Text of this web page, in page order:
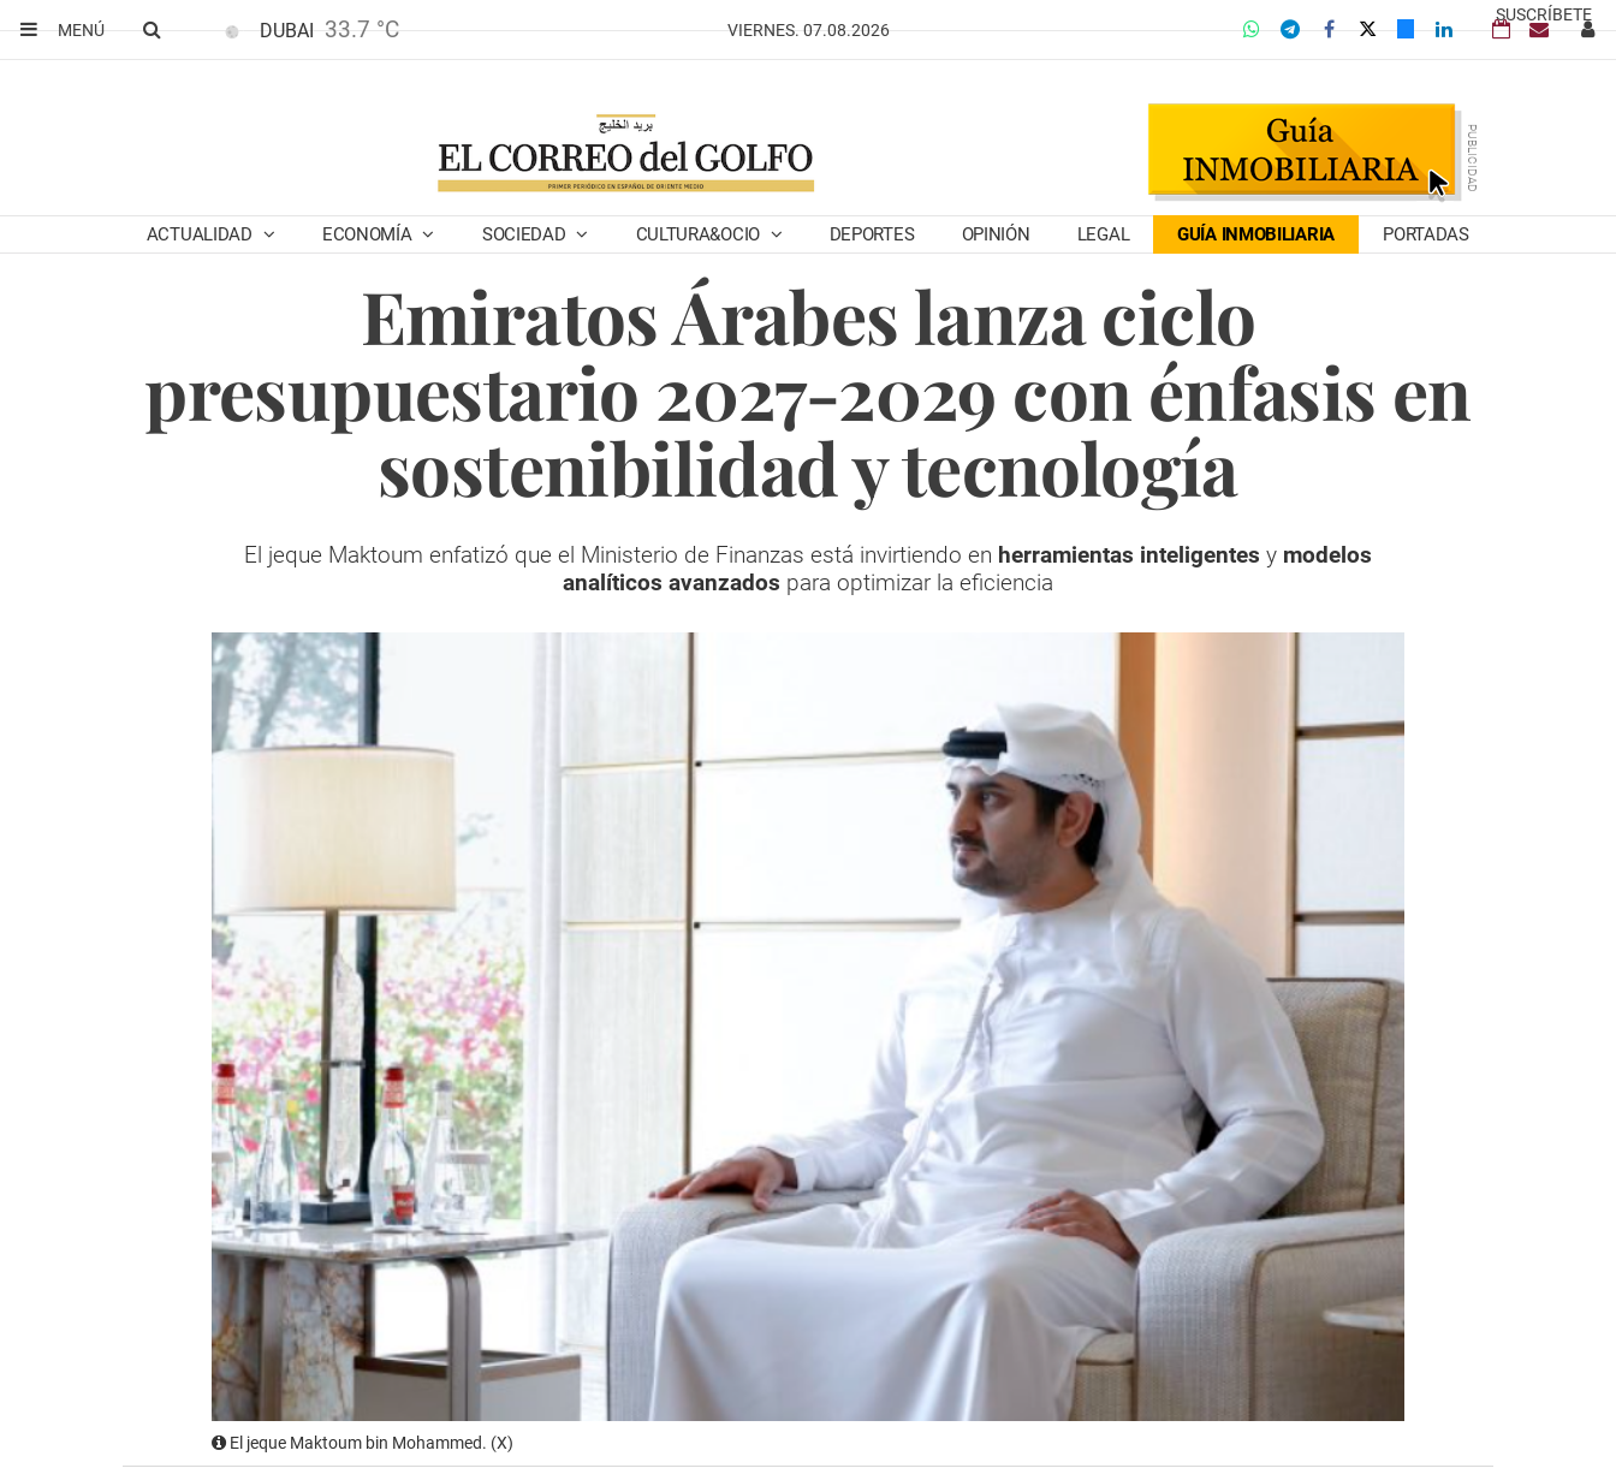
SUSCRÍBETE
MENÚ
DUBAI 33.7 °C VIERNES. 07.08.2026
ACTUALIDAD ECONOMÍA SOCIEDAD CULTURA&OCIO DEPORTES OPINIÓN LEGAL GUÍA INMOBILIARIA PORTADAS
Emiratos Árabes lanza ciclo
presupuestario 2027-2029 con énfasis en
sostenibilidad y tecnología
El jeque Maktoum enfatizó que el Ministerio de Finanzas está invirtiendo en herramientas inteligentes y modelos
analíticos avanzados para optimizar la eficiencia
El jeque Maktoum bin Mohammed. (X)